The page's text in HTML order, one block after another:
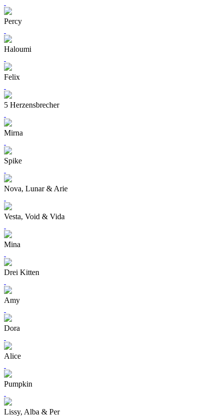
Percy
Haloumi
Felix
5 Herzensbrecher
Mirna
Spike
Nova, Lunar & Arie
Vesta, Void & Vida
Mina
Drei Kitten
Amy
Dora
Alice
Pumpkin
Lissy, Alba & Per